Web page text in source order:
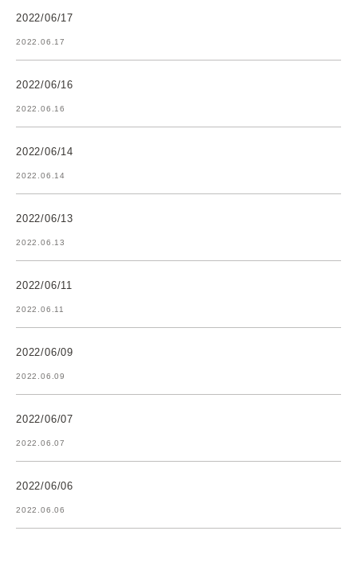
2022/06/17
2022.06.17
2022/06/16
2022.06.16
2022/06/14
2022.06.14
2022/06/13
2022.06.13
2022/06/11
2022.06.11
2022/06/09
2022.06.09
2022/06/07
2022.06.07
2022/06/06
2022.06.06